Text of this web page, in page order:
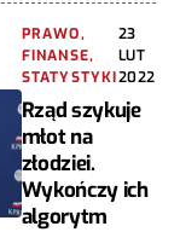
PRAWO,
FINANSE,
STATYSTYKI
23
LUT
2022
Rząd szykuje
młot na
złodziei.
Wykończy ich
algorytm